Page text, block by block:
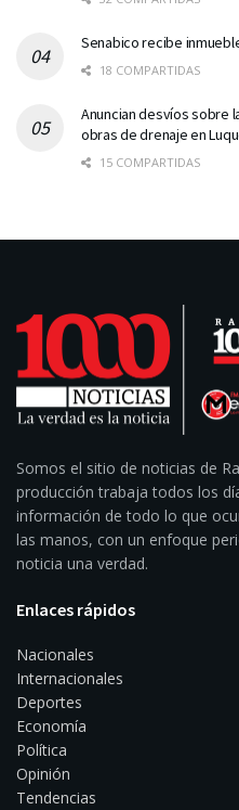
Senabico recibe
18 COMPARTIDAS
Anuncian desvíos sobre
obras de drenaje en
15 COMPARTIDAS
Somos el sitio de noticias de
producción trabaja todos los
información de todo lo que
las manos, con un enfoque
noticia una verdad.
Enlaces rápidos
Nacionales
Internacionales
Deportes
Economía
Política
Opinión
Tendencias